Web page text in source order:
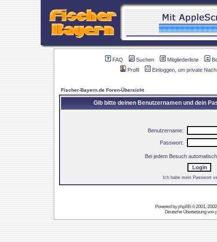
FAQ Suchen Mitgliederliste
Profil
Einloggen, um private
Fischer-Bayern.de Foren-Übersicht
Gib bitte deinen Benutzernamen und dein
Benutzername:
Passwort:
Bei jedem Besuch
Ich habe mein Passwort
Powered byphpBB© 2001,
Deutsche Übersetzung von